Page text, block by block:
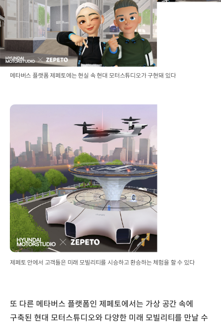
메타버스 플랫폼 제페토에는 현실 속 현대 모터스튜디오가 구현돼 있다
제페토 안에서 고객들은 미래 모빌리티를 시승하고 환승하는 체험을 할 수 있다
또 다른 메타버스 플랫폼인 제페토에서는 가상 공간 속에
구축된 현대 모터스튜디오와 다양한 미래 모빌리티를 만날 수